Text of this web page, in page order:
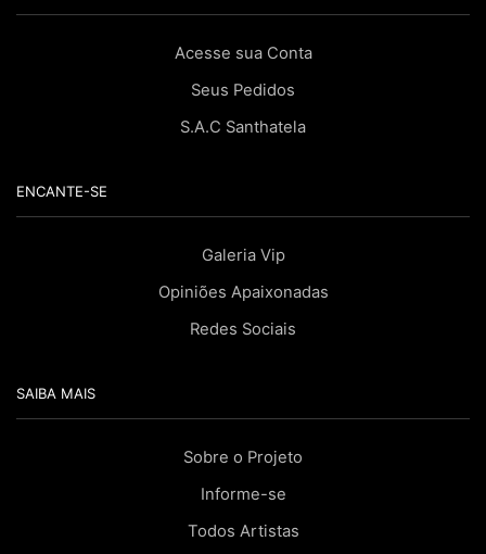
Acesse sua Conta
Seus Pedidos
S.A.C Santhatela
ENCANTE-SE
Galeria Vip
Opiniões Apaixonadas
Redes Sociais
SAIBA MAIS
Sobre o Projeto
Informe-se
Todos Artistas